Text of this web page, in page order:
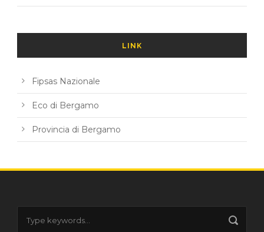
LINK
Fipsas Nazionale
Eco di Bergamo
Provincia di Bergamo